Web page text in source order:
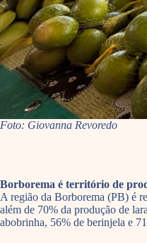
Foto: Giovanna Revoredo
Borborema é território de
A região da Borborema (PB) é
além de 70% da produção de
abobrinha, 56% de berinjela e